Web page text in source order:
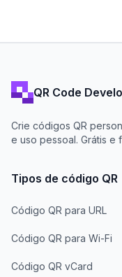
QR Code
Crie códigos QR
e uso pessoal. Grátis e
Tipos de código QR
Código QR para URL
Código QR para Wi-Fi
Código QR vCard